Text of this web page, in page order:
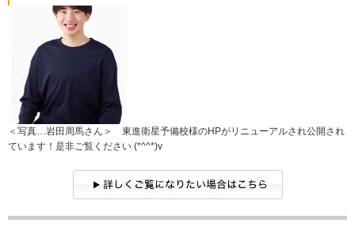
＜写真…岩田周馬さん＞ 東進衛星予備校様のHPがリニューアルされ公開され
ています！是非ご覧ください (*^^*)v